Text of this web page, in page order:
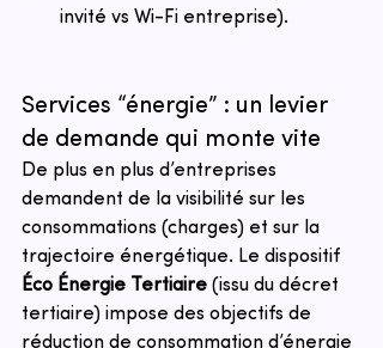
invité vs Wi-Fi entreprise).
Services “énergie” : un levier
de demande qui monte vite
De plus en plus d’entreprises
demandent de la visibilité sur les
consommations (charges) et sur la
trajectoire énergétique. Le dispositif
Éco Énergie Tertiaire (issu du décret
tertiaire) impose des objectifs de
réduction de consommation d’énergie